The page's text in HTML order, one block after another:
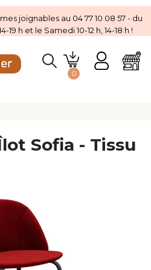
joignables au 04 77 10 08 57 - du
19 h et le Samedi 10-12 h, 14-18 h !
0
Sofia - Tissu